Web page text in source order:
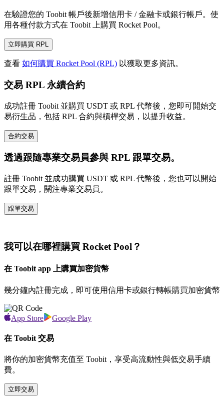
在驗證您的 Toobit 帳戶後新增信用卡 / 金融卡或銀行帳戶。使
用各種付款方式在 Toobit 上購買 Rocket Pool。
立即購買 RPL
查看 如何購買 Rocket Pool (RPL) 以獲取更多資訊。
交易 RPL 永續合約
成功註冊 Toobit 並購買 USDT 或 RPL 代幣後，您即可開始交
易衍生品，包括 RPL 合約與槓桿交易，以提升收益。
合約交易
透過跟隨專業交易員參與 RPL 跟單交易。
註冊 Toobit 並成功購買 USDT 或 RPL 代幣後，您也可以開始
跟單交易，關注專業交易員。
跟單交易
我可以在哪裡購買 Rocket Pool？
在 Toobit app 上購買加密貨幣
幾分鐘內註冊完成，即可使用信用卡或銀行轉帳購買加密貨幣
App Store Google Play
在 Toobit 交易
將你的加密貨幣充值至 Toobit，享受高流動性與低交易手續
費。
立即交易